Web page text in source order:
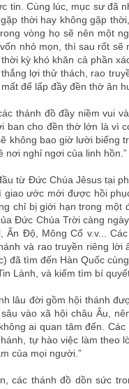
tin. Cùng lúc, mục sư đã
thời hay không gặp
vòng họ sẽ nên một
nhỏ mọn, thì sau rốt sẽ
kỳ khó khăn cả phần
lợi thử thách, rao
để lấp đầy đền thờ ân
thánh đồ đầy niềm vui
ban cho đền thờ lớn là vì
không bao giờ lười biếng
nơi nghỉ ngơi của linh hồn.”
từ Đức Chúa Jêsus tại
ước mới được hồi
chỉ bị giới hạn trong một
Đức Chúa Trời càng
Độ, Mông Cổ v.v...
và rao truyền riêng lời
đã tìm đến Hàn Quốc
Lành, và kiếm tìm bí
lâu đời gồm hội thánh
vào xã hội châu Âu,
ai quan tâm đến.
tự hào việc làm theo
của mọi người.”
các thánh đồ dồn sức